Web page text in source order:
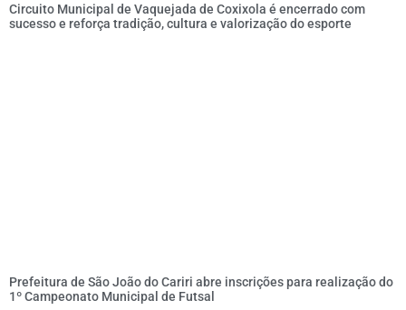
Circuito Municipal de Vaquejada de Coxixola é encerrado com
sucesso e reforça tradição, cultura e valorização do esporte
Prefeitura de São João do Cariri abre inscrições para realização do
1º Campeonato Municipal de Futsal